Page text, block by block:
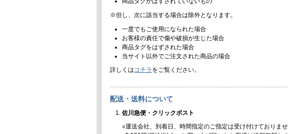
※但し、次に該当する場合は除外となります。
一度でもご使用になられた場合
お客様の責任で傷や破損が生じた場合
商品タグをはずされた場合
当サイト以外でご注文された商品の場合
詳しくはコチラ をご覧ください。
配送・送料について
佐川急便・クリックポスト
○運送会社、到着日、時間指定のご指定は受け付けておりませ